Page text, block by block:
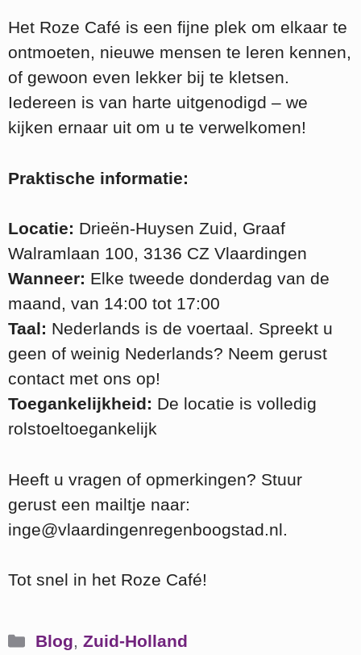
Het Roze Café is een fijne plek om elkaar te
ontmoeten, nieuwe mensen te leren kennen,
of gewoon even lekker bij te kletsen.
Iedereen is van harte uitgenodigd – we
kijken ernaar uit om u te verwelkomen!
Praktische informatie:
Locatie: Drieën-Huysen Zuid, Graaf
Walramlaan 100, 3136 CZ Vlaardingen
Wanneer: Elke tweede donderdag van de
maand, van 14:00 tot 17:00
Taal: Nederlands is de voertaal. Spreekt u
geen of weinig Nederlands? Neem gerust
contact met ons op!
Toegankelijkheid: De locatie is volledig
rolstoeltoegankelijk
Heeft u vragen of opmerkingen? Stuur
gerust een mailtje naar:
inge@vlaardingenregenboogstad.nl.
Tot snel in het Roze Café!
Categorieën
Blog, Zuid-Holland